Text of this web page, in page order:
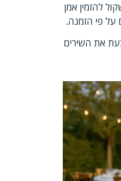
להזמין אמן
על פי הזמנה.
את השירים